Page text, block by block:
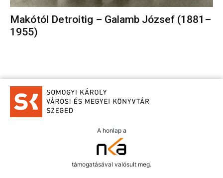
Makótól Detroitig – Galamb József (1881–
1955)
A honlap a
támogatásával valósult meg.